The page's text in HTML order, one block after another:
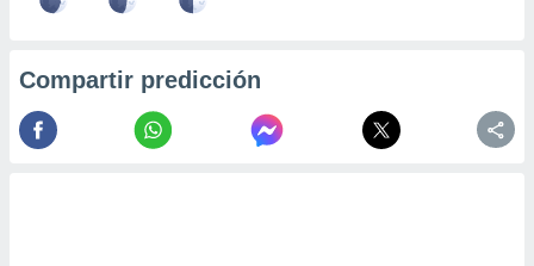
Compartir predicción